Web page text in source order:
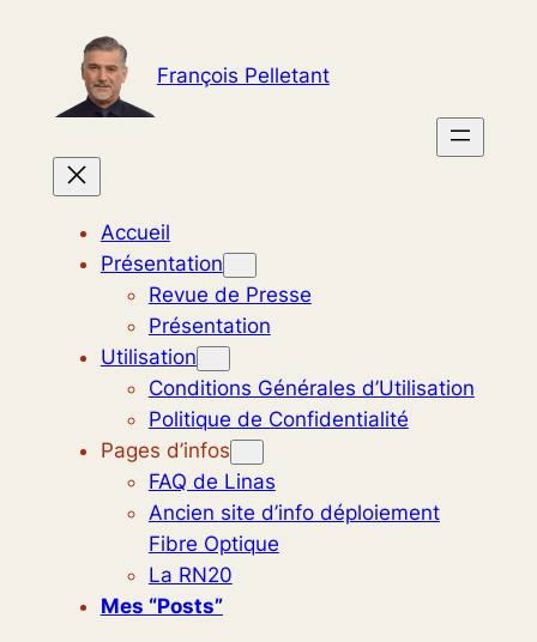
contenu
François Pelletant
Accueil
Présentation
Revue de Presse
Présentation
Utilisation
Conditions Générales d’Utilisation
Politique de Confidentialité
Pages d’infos
FAQ de Linas
Ancien site d’info déploiement
Fibre Optique
La RN20
Mes “posts”